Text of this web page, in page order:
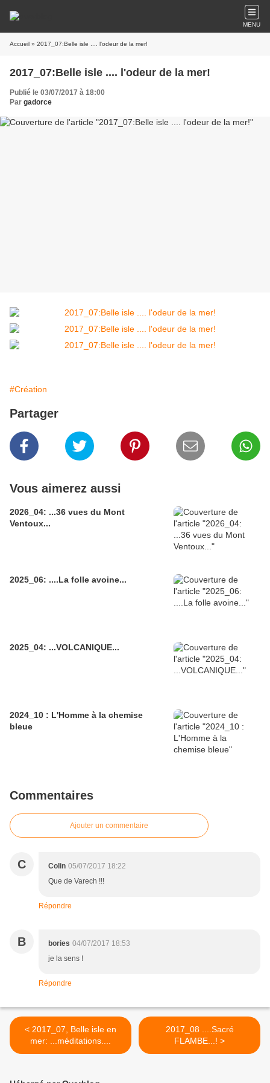
MENU
Accueil » 2017_07:Belle isle .... l'odeur de la mer!
2017_07:Belle isle .... l'odeur de la mer!
Publié le 03/07/2017 à 18:00
Par gadorce
#Création
Partager
Vous aimerez aussi
2026_04: ...36 vues du Mont
Ventoux...
2025_06: ....La folle avoine...
2025_04: ...VOLCANIQUE...
2024_10 : L'Homme à la chemise
bleue
Commentaires
Ajouter un commentaire
C Colin 05/07/2017 18:22
Que de Varech !!!
Répondre
B bories 04/07/2017 18:53
je la sens !
Répondre
< 2017_07, Belle isle en
mer: ...méditations....
2017_08 ....Sacré
FLAMBE...! >